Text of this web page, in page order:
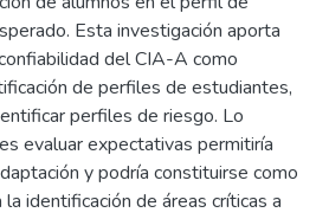
Esta investigación aporta
del CIA-A como
de perfiles de estudiantes,
perfiles de riesgo. Lo
evaluar expectativas permitiría
y podría constituirse como
identificación de áreas críticas a